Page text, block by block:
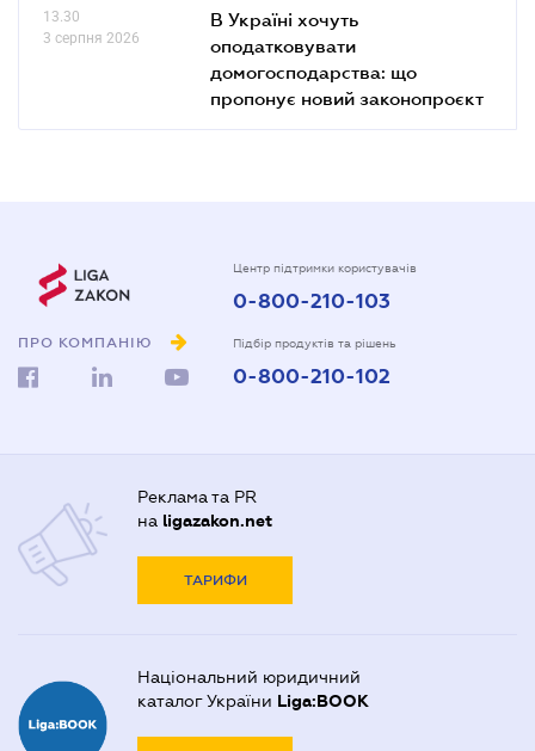
13.30
3 серпня 2026
В Україні хочуть
оподатковувати
домогосподарства: що
пропонує новий законопроєкт
ПРО КОМПАНІЮ
Центр підтримки користувачів
0-800-210-103
Підбір продуктів та рішень
0-800-210-102
Реклама та PR
на ligazakon.net
ТАРИФИ
Національний юридичний
каталог України Liga:BOOK